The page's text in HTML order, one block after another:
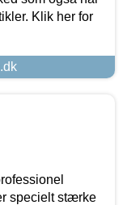
Klik her for
specielt stærke